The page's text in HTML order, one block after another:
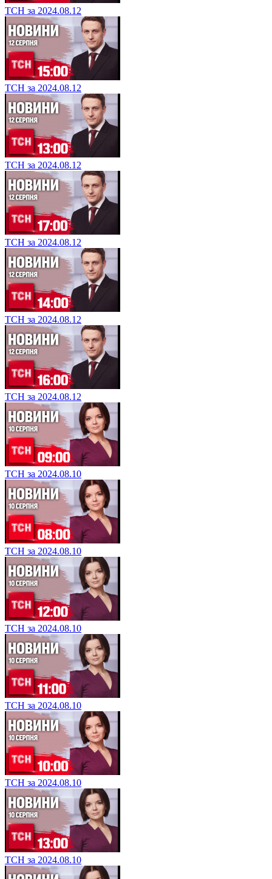
ТСН за 2024.08.12
ТСН за 2024.08.12
ТСН за 2024.08.12
ТСН за 2024.08.12
ТСН за 2024.08.12
ТСН за 2024.08.12
ТСН за 2024.08.10
ТСН за 2024.08.10
ТСН за 2024.08.10
ТСН за 2024.08.10
ТСН за 2024.08.10
ТСН за 2024.08.10